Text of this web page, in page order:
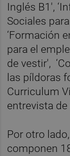
Inglés B1',
Sociales
‘Formación
para el
de vestir',
las píldoras
Curriculum
entrevista de
Por otro
componen